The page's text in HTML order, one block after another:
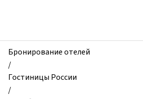
Бутик-
отель
Адук,
Оренбург,
Бронирование отелей
/
Гостиницы России
/